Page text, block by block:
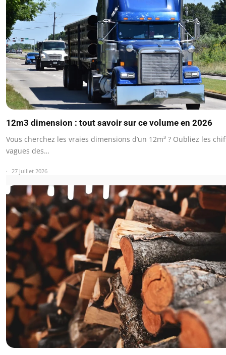
12m3 dimension : tout savoir sur ce volume en 2026
Vous cherchez les vraies dimensions d’un 12m³ ? Oubliez les
vagues des…
27 juillet 2026